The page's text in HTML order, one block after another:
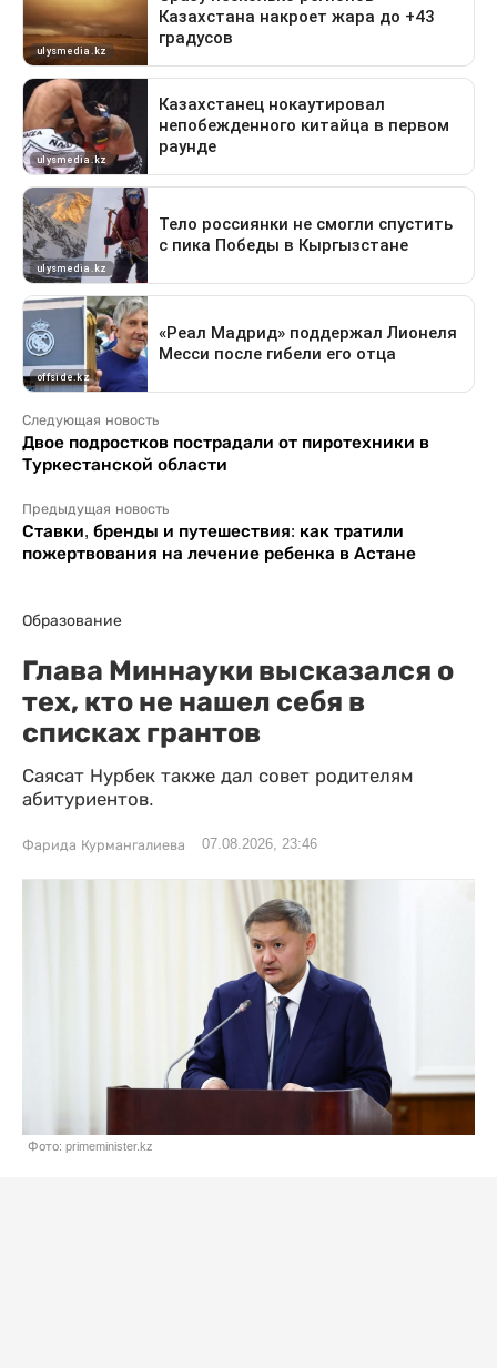
Следующая новость
Двое подростков пострадали от пиротехники в
Туркестанской области
Предыдущая новость
Ставки, бренды и путешествия: как тратили
пожертвования на лечение ребенка в Астане
Образование
Глава Миннауки высказался о
тех, кто не нашел себя в
списках грантов
Саясат Нурбек также дал совет родителям
абитуриентов.
Фарида Курмангалиева 07.08.2026, 23:46
Фото: primeminister.kz